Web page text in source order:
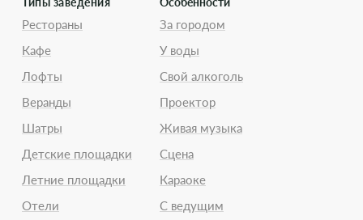
Рестораны
Кафе
Лофты
Веранды
Шатры
Детские площадки
Летние площадки
Отели
За городом
У воды
Свой алкоголь
Проектор
Живая музыка
Сцена
Караоке
С ведущим